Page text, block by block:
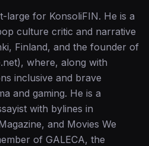
large for KonsoliFIN. He is a
culture critic and narrative
Finland, and the founder of
where, along with
inclusive and brave
and gaming. He is a
with bylines in
and Movies We
of GALECA, the